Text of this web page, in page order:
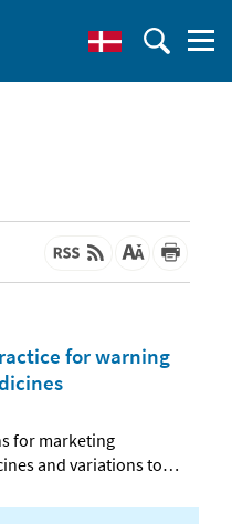
for warning
for marketing
and variations to…